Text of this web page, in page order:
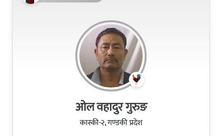
ओल वहादुर गुरुङ
कास्की-२, गण्डकी प्रदेश